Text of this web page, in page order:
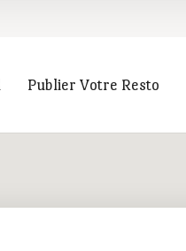
Publier Votre Resto